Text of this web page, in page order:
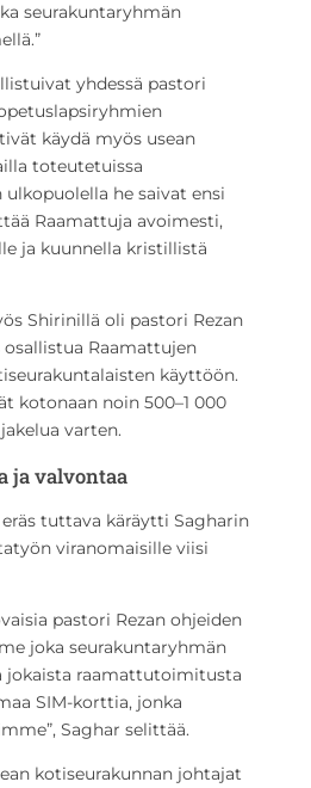
seurakuntaryhmän
yhdessä pastori
käydä myös usean
toteutetuissa
ulkopuolella he saivat ensi
Raamattuja avoimesti,
ja kuunnella kristillistä
Shirinillä oli pastori Rezan
Raamattujen
käyttöön.
kotonaan noin 500–1 000
varten.
ja valvontaa
tuttava käräytti Sagharin
viranomaisille viisi
pastori Rezan ohjeiden
joka seurakuntaryhmän
jokaista raamattutoimitusta
SIM-korttia, jonka
Saghar selittää.
kotiseurakunnan johtajat